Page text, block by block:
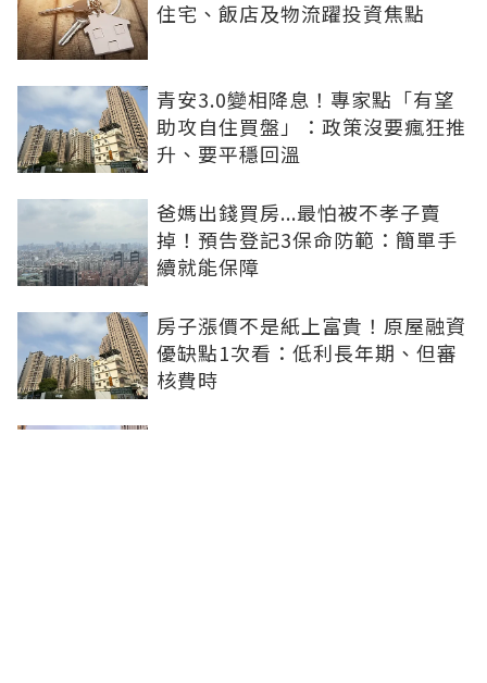
住宅、飯店及物流躍投資焦點
青安3.0變相降息！專家點「有望
助攻自住買盤」：政策沒要瘋狂推
升、要平穩回溫
爸媽出錢買房...最怕被不孝子賣
掉！預告登記3保命防範：簡單手
續就能保障
房子漲價不是紙上富貴！原屋融資
優缺點1次看：低利長年期、但審
核費時